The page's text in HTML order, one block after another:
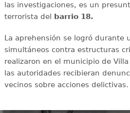
las investigaciones, es un
terrorista del barrio 18.
La aprehensión se logró durante
simultáneos contra estructuras
realizaron en el municipio de
las autoridades recibieran
vecinos sobre acciones delictivas.